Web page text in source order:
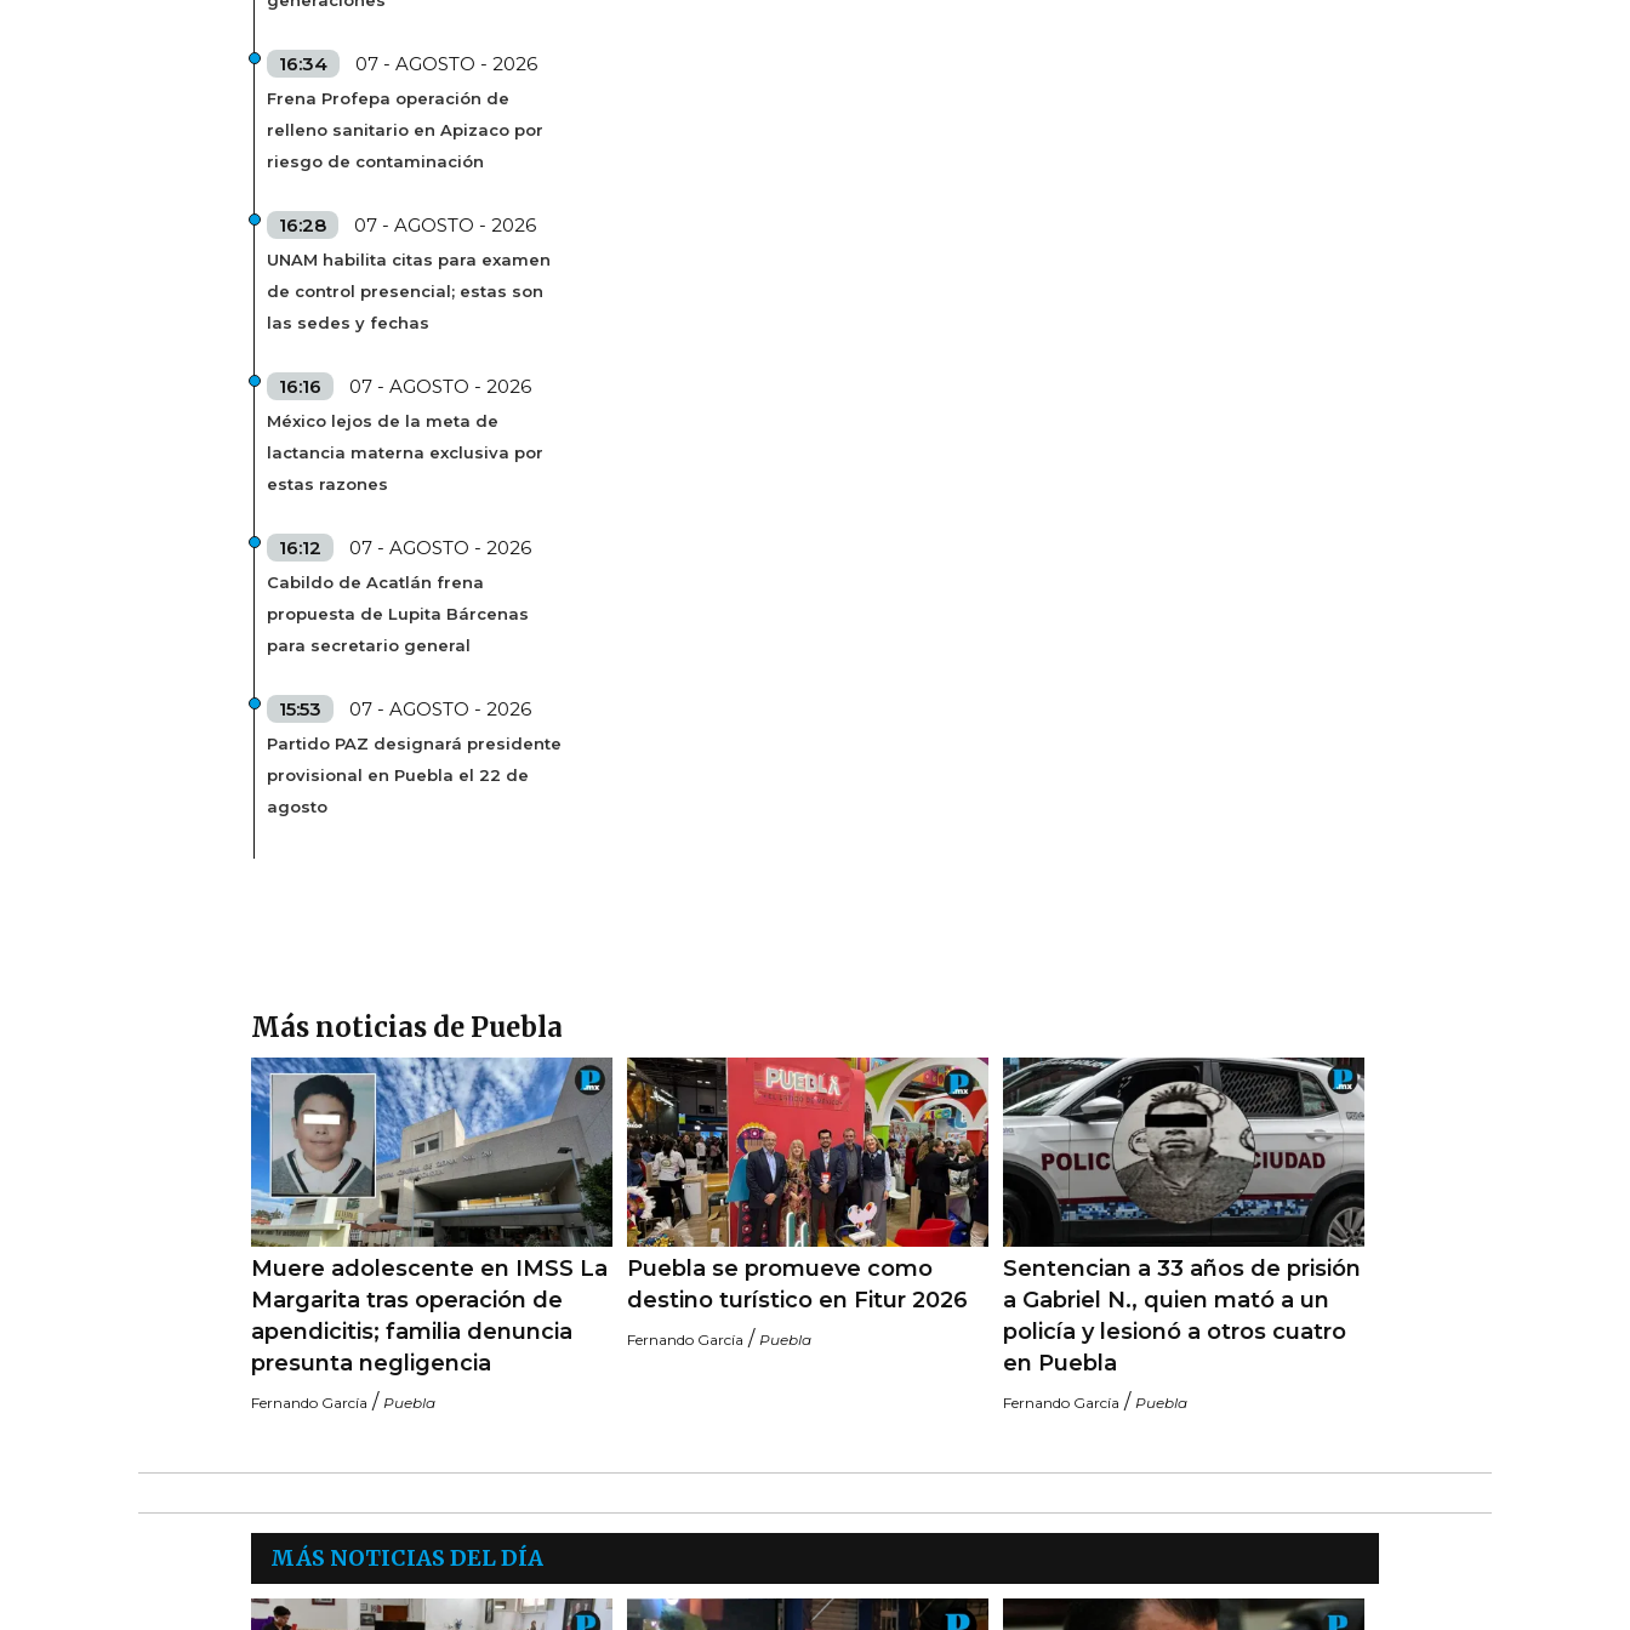
16:34 07 - AGOSTO - 2026
Frena Profepa operación de
relleno sanitario en Apizaco por
riesgo de contaminación
16:28 07 - AGOSTO - 2026
UNAM habilita citas para examen
de control presencial; estas son
las sedes y fechas
16:16 07 - AGOSTO - 2026
México lejos de la meta de
lactancia materna exclusiva por
estas razones
16:12 07 - AGOSTO - 2026
Cabildo de Acatlán frena
propuesta de Lupita Bárcenas
para secretario general
15:53 07 - AGOSTO - 2026
Partido PAZ designará presidente
provisional en Puebla el 22 de
agosto
Más noticias de Puebla
Muere adolescente en IMSS La
Margarita tras operación de
apendicitis; familia denuncia
presunta negligencia
Fernando García / Puebla
Puebla se promueve como
destino turístico en Fitur 2026
Fernando García / Puebla
Sentencian a 33 años de prisión
a Gabriel N., quien mató a un
policía y lesionó a otros cuatro
en Puebla
Fernando García / Puebla
MÁS NOTICIAS DEL DÍA